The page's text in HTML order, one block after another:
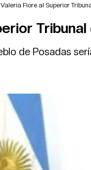
Valeria Fiore al Superior
de Posadas